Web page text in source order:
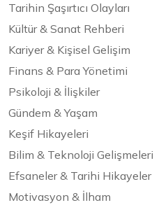
Tarihin Şaşırtıcı Olayları
Kültür & Sanat Rehberi
Kariyer & Kişisel Gelişim
Finans & Para Yönetimi
Psikoloji & İlişkiler
Gündem & Yaşam
Keşif Hikayeleri
Bilim & Teknoloji Gelişmeleri
Efsaneler & Tarihi Hikayeler
Motivasyon & İlham